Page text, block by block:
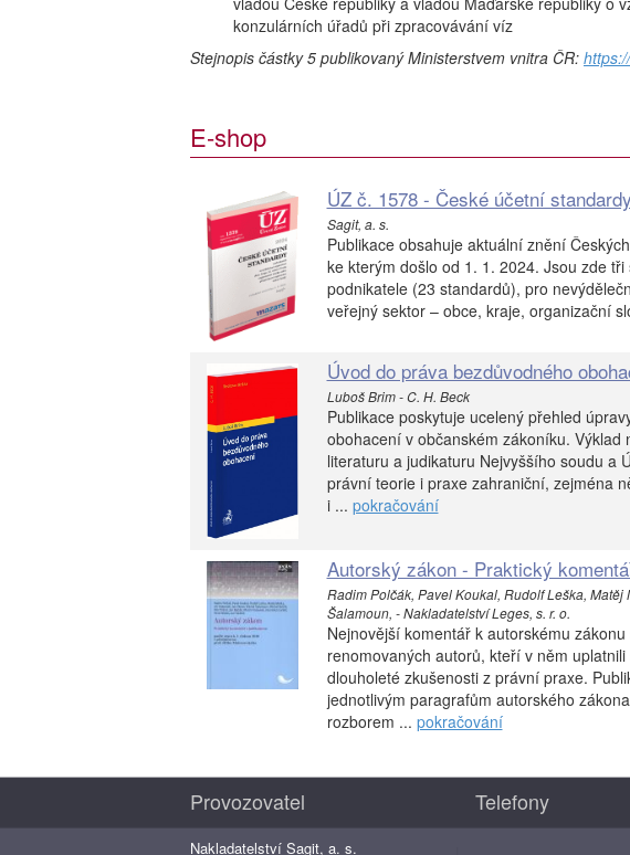
konzulárních úřadů při zpracovávání víz
Stejnopis částky 5 publikovaný Ministerstvem vnitra ČR:
E-shop
ÚZ č. 1578 - České účetní
Sagit, a. s.
Publikace obsahuje aktuální znění
ke kterým došlo od 1. 1. 2024. Jsou zde
podnikatele (23 standardů), pro
veřejný sektor – obce, kraje, organizační
Úvod do práva bezdůvodného
Luboš Brim - C. H. Beck
Publikace poskytuje ucelený přehled
obohacení v občanském zákoníku. Výklad
literaturu a judikaturu Nejvyššího soudu a
právní teorie i praxe zahraniční, zejména
i ... pokračování
Autorský zákon - Praktický
Radim Polčák, Pavel Koukal, Rudolf Leška,
Šalamoun, - Nakladatelství Leges, s. r. o.
Nejnovější komentář k autorskému
renomovaných autorů, kteří v něm
dlouholeté zkušenosti z právní praxe.
jednotlivým paragrafům autorského
rozborem ... pokračování
Provozovatel
Nakladatelství Sagit, a. s.
Telefony